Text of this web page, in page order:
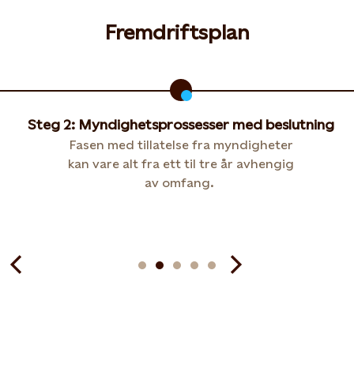
Fremdriftsplan
Steg 2: Myndighetsprossesser med beslutning
Fasen med tillatelse fra myndigheter
kan vare alt fra ett til tre år avhengig
av omfang.